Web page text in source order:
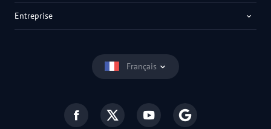
Français
Entreprise